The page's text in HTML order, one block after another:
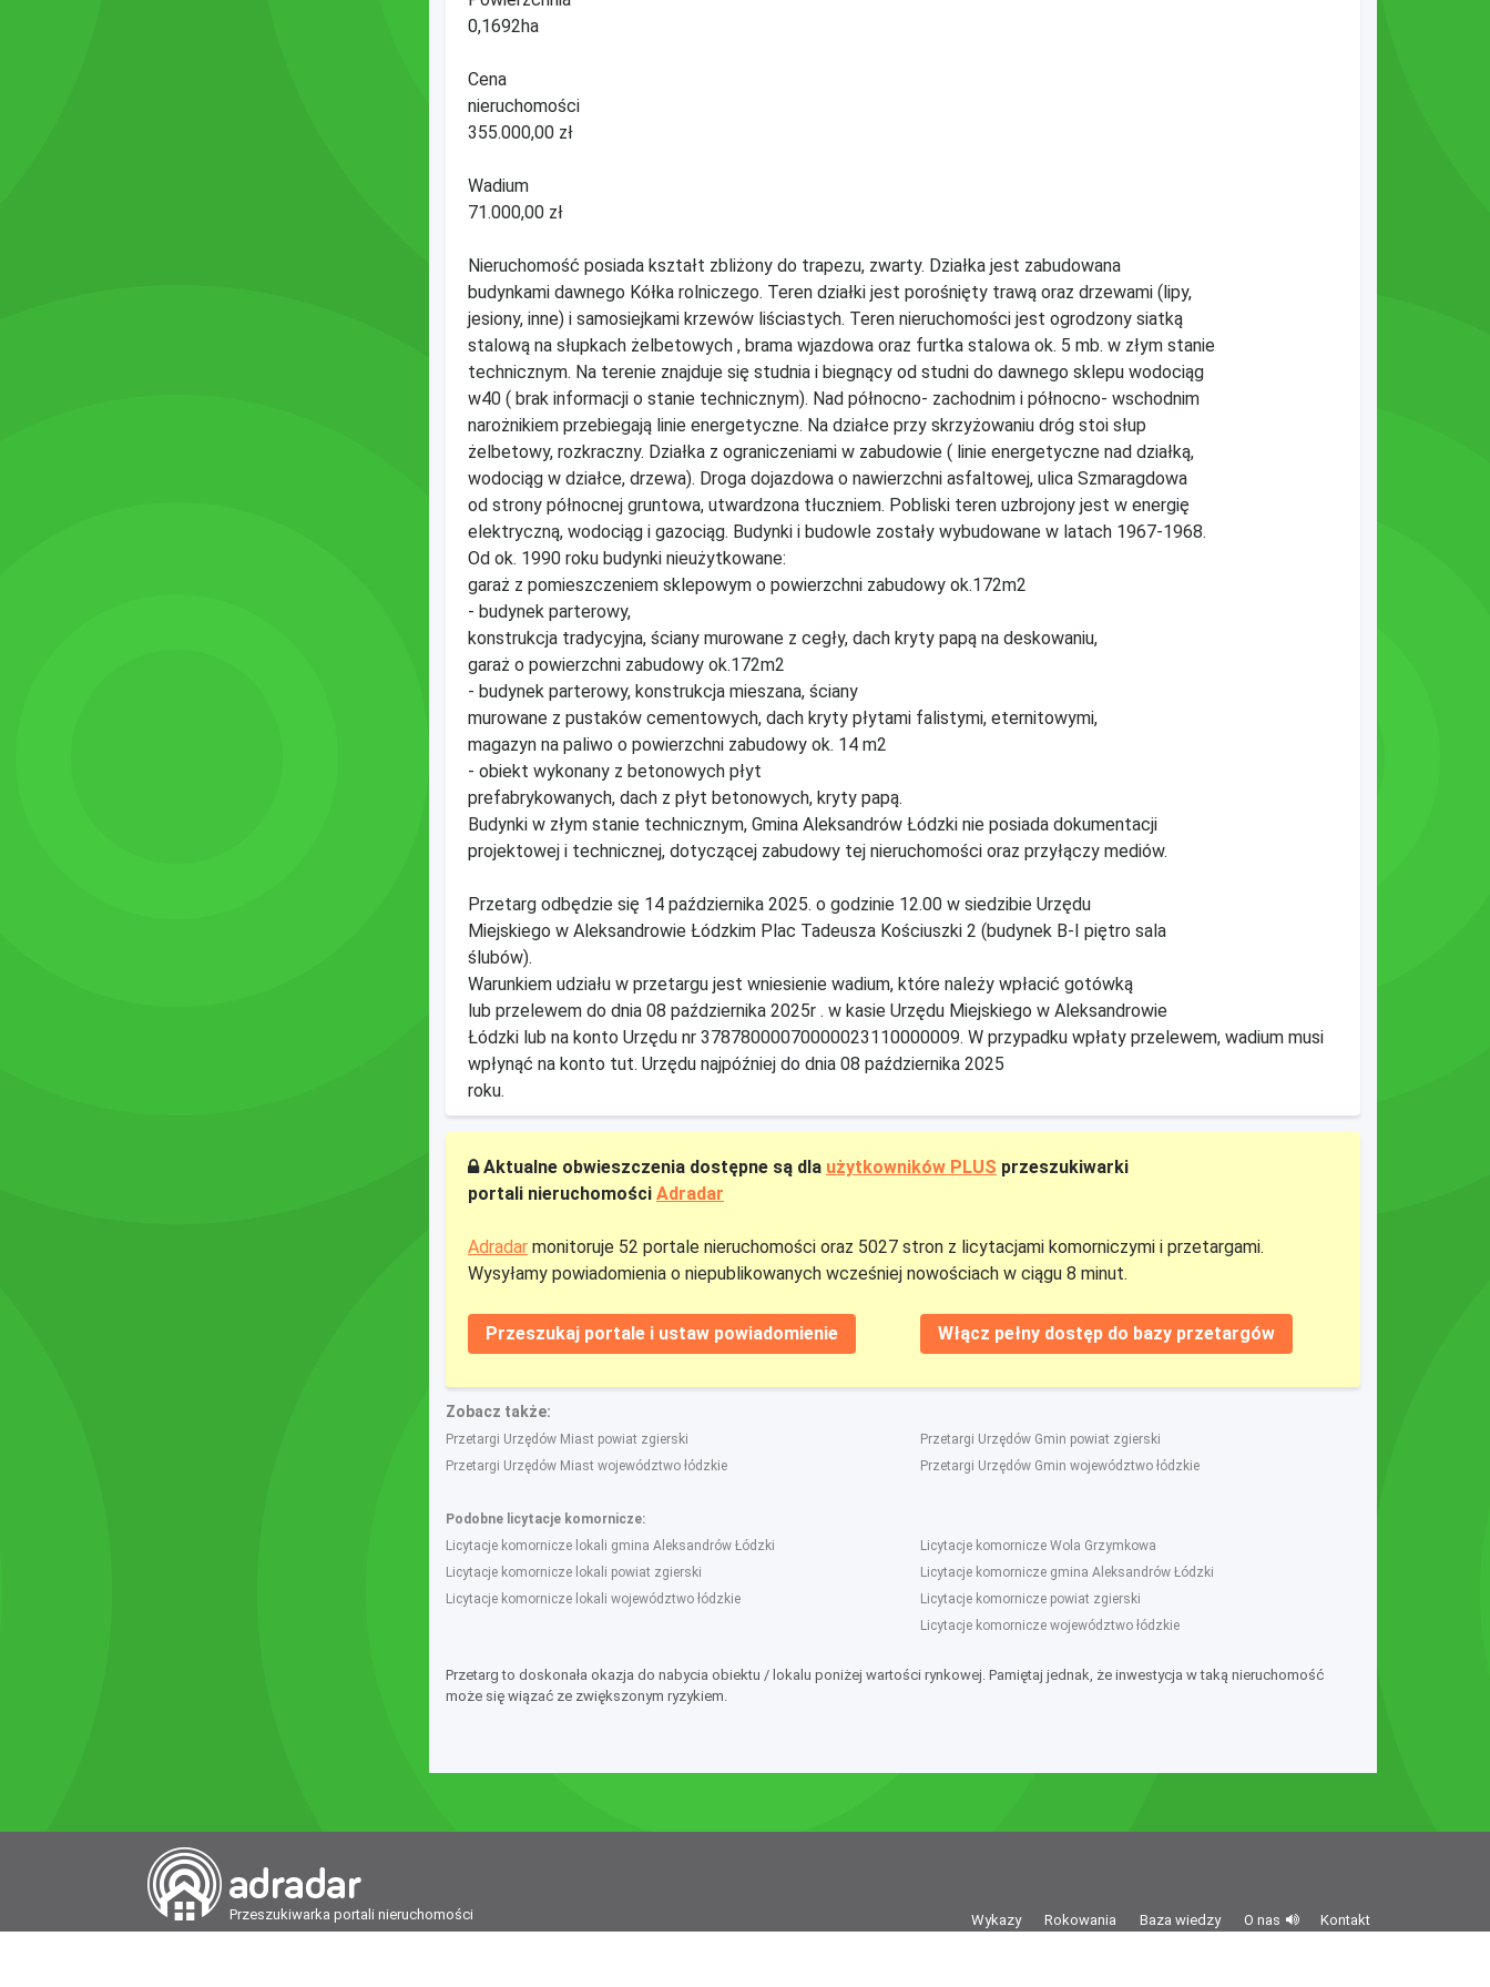
0,1692ha
Cena
nieruchomości
355.000,00 zł
Wadium
71.000,00 zł
Nieruchomość posiada kształt zbliżony do trapezu, zwarty. Działka jest zabudowana
budynkami dawnego Kółka rolniczego. Teren działki jest porośnięty trawą oraz drzewami (lipy,
jesiony, inne) i samosiejkami krzewów liściastych. Teren nieruchomości jest ogrodzony siatką
stalową na słupkach żelbetowych , brama wjazdowa oraz furtka stalowa ok. 5 mb. w złym stanie
technicznym. Na terenie znajduje się studnia i biegnący od studni do dawnego sklepu wodociąg
w40 ( brak informacji o stanie technicznym). Nad północno- zachodnim i północno- wschodnim
narożnikiem przebiegają linie energetyczne. Na działce przy skrzyżowaniu dróg stoi słup
żelbetowy, rozkraczny. Działka z ograniczeniami w zabudowie ( linie energetyczne nad działką,
wodociąg w działce, drzewa). Droga dojazdowa o nawierzchni asfaltowej, ulica Szmaragdowa
od strony północnej gruntowa, utwardzona tłuczniem. Pobliski teren uzbrojony jest w energię
elektryczną, wodociąg i gazociąg. Budynki i budowle zostały wybudowane w latach 1967-1968.
Od ok. 1990 roku budynki nieużytkowane:
garaż z pomieszczeniem sklepowym o powierzchni zabudowy ok.172m2
- budynek parterowy,
konstrukcja tradycyjna, ściany murowane z cegły, dach kryty papą na deskowaniu,
garaż o powierzchni zabudowy ok.172m2
- budynek parterowy, konstrukcja mieszana, ściany
murowane z pustaków cementowych, dach kryty płytami falistymi, eternitowymi,
magazyn na paliwo o powierzchni zabudowy ok. 14 m2
- obiekt wykonany z betonowych płyt
prefabrykowanych, dach z płyt betonowych, kryty papą.
Budynki w złym stanie technicznym, Gmina Aleksandrów Łódzki nie posiada dokumentacji
projektowej i technicznej, dotyczącej zabudowy tej nieruchomości oraz przyłączy mediów.
Przetarg odbędzie się 14 października 2025. o godzinie 12.00 w siedzibie Urzędu
Miejskiego w Aleksandrowie Łódzkim Plac Tadeusza Kościuszki 2 (budynek B-I piętro sala
ślubów).
Warunkiem udziału w przetargu jest wniesienie wadium, które należy wpłacić gotówką
lub przelewem do dnia 08 października 2025r . w kasie Urzędu Miejskiego w Aleksandrowie
Łódzki lub na konto Urzędu nr 37878000070000023110000009. W przypadku wpłaty przelewem, wadium musi
wpłynąć na konto tut. Urzędu najpóźniej do dnia 08 października 2025
roku.
Aktualne obwieszczenia dostępne są dla użytkowników PLUS przeszukiwarki
portali nieruchomości Adradar
Adradar monitoruje 52 portale nieruchomości oraz 5027 stron z licytacjami komorniczymi i przetargami.
Wysyłamy powiadomienia o niepublikowanych wcześniej nowościach w ciągu 8 minut.
Przeszukaj portale i ustaw powiadomienie Włącz pełny dostęp do bazy przetargów
Zobacz także:
Przetargi Urzędów Miast powiat zgierski
Przetargi Urzędów Miast województwo łódzkie
Przetargi Urzędów Gmin powiat zgierski
Przetargi Urzędów Gmin województwo łódzkie
Podobne licytacje komornicze:
Licytacje komornicze lokali gmina Aleksandrów Łódzki
Licytacje komornicze lokali powiat zgierski
Licytacje komornicze lokali województwo łódzkie
Licytacje komornicze Wola Grzymkowa
Licytacje komornicze gmina Aleksandrów Łódzki
Licytacje komornicze powiat zgierski
Licytacje komornicze województwo łódzkie
Przetarg to doskonała okazja do nabycia obiektu / lokalu poniżej wartości rynkowej. Pamiętaj jednak, że inwestycja w taką nieruchomość
może się wiązać ze zwiększonym ryzykiem.
Przeszukiwarka portali nieruchomości Wykazy Rokowania Baza wiedzy O nas Kontakt